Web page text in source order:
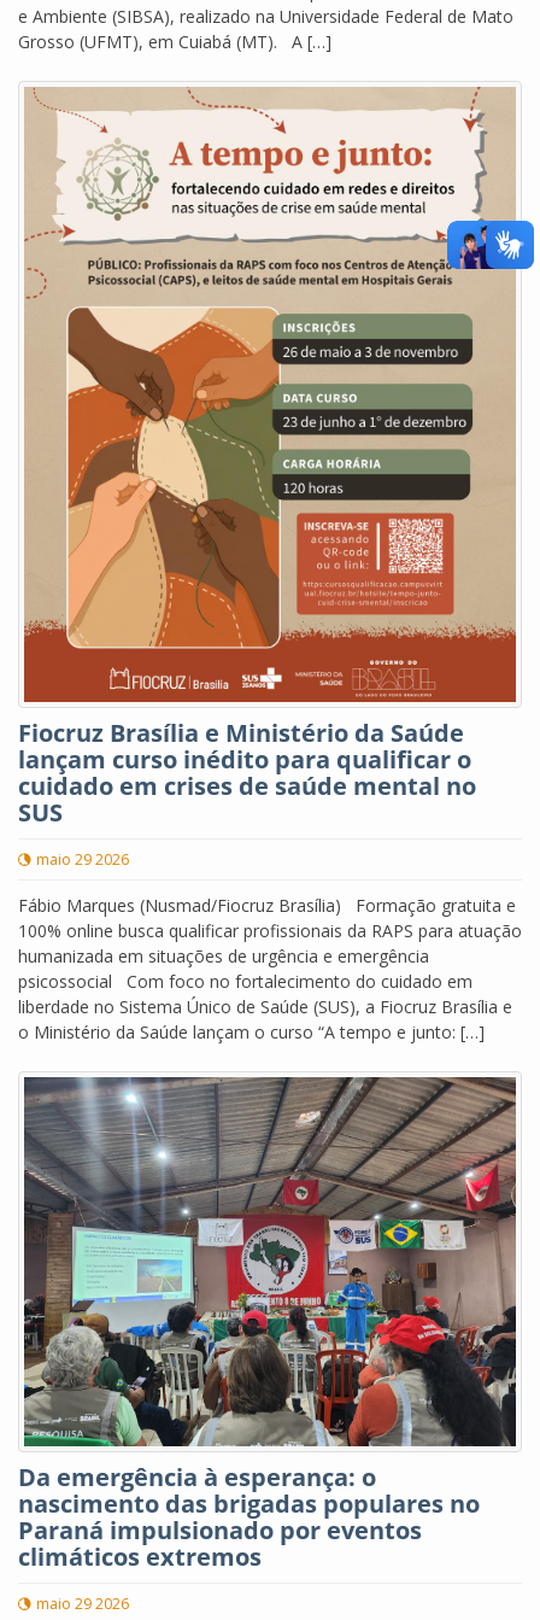
e Ambiente (SIBSA), realizado na Universidade Federal de Mato
Grosso (UFMT), em Cuiabá (MT). A […]
Fiocruz Brasília e Ministério da Saúde
lançam curso inédito para qualificar o
cuidado em crises de saúde mental no
SUS
maio 29 2026
Fábio Marques (Nusmad/Fiocruz Brasília) Formação gratuita e
100% online busca qualificar profissionais da RAPS para atuação
humanizada em situações de urgência e emergência
psicossocial Com foco no fortalecimento do cuidado em
liberdade no Sistema Único de Saúde (SUS), a Fiocruz Brasília e
o Ministério da Saúde lançam o curso “A tempo e junto: […]
Da emergência à esperança: o
nascimento das brigadas populares no
Paraná impulsionado por eventos
climáticos extremos
maio 29 2026